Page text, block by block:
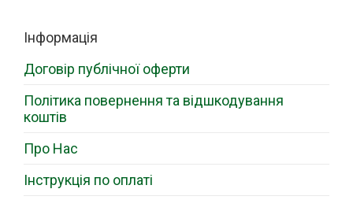
Інформація
Договір публічної оферти
Політика повернення та відшкодування
коштів
Про Нас
Інструкція по оплаті